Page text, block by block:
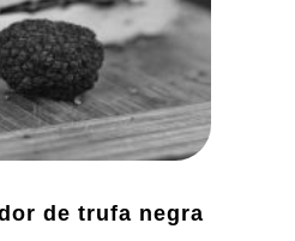
de trufa negra